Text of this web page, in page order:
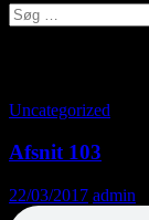
Søg
efter:
Uncategorized
Afsnit 103
22/03/2017 admin